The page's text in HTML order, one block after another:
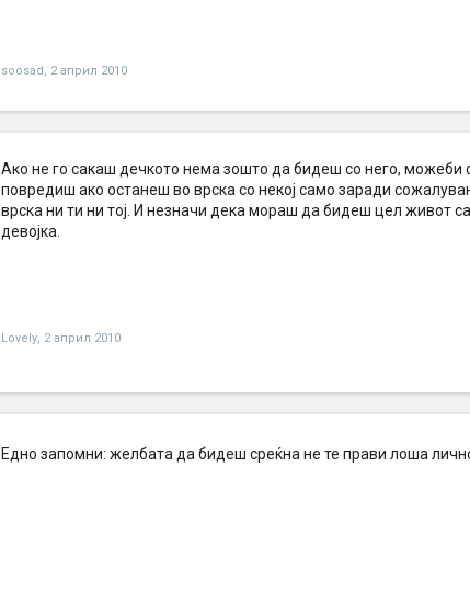
soosad, 2 април 2010
Ако не го сакаш дечкото нема зошто да бидеш со него, можеби
повредиш ако останеш во врска со некој само заради
врска ни ти ни тој. И незначи дека мораш да бидеш цел живот
девојка.
Lovely, 2 април 2010
Едно запомни: желбата да бидеш среќна не те прави лоша